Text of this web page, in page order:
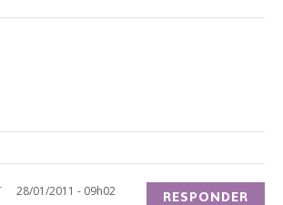
28/01/2011 - 09h02 RESPONDER